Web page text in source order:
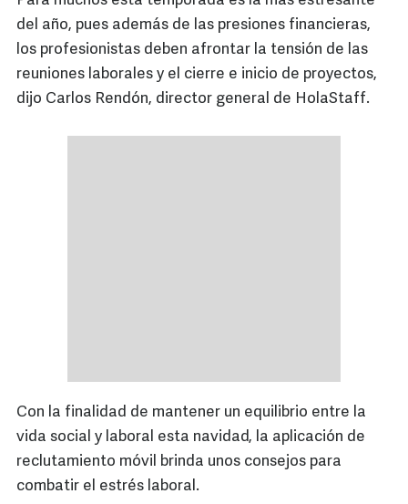
del año, pues además de las presiones financieras,
los profesionistas deben afrontar la tensión de las
reuniones laborales y el cierre e inicio de proyectos,
dijo Carlos Rendón, director general de HolaStaff.
Con la finalidad de mantener un equilibrio entre la
vida social y laboral esta navidad, la aplicación de
reclutamiento móvil brinda unos consejos para
combatir el estrés laboral.